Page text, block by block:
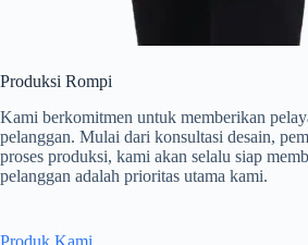
Produksi Rompi
Kami berkomitmen untuk memberikan
pelanggan. Mulai dari konsultasi desain,
proses produksi, kami akan selalu siap
pelanggan adalah prioritas utama kami.
Produk Kami